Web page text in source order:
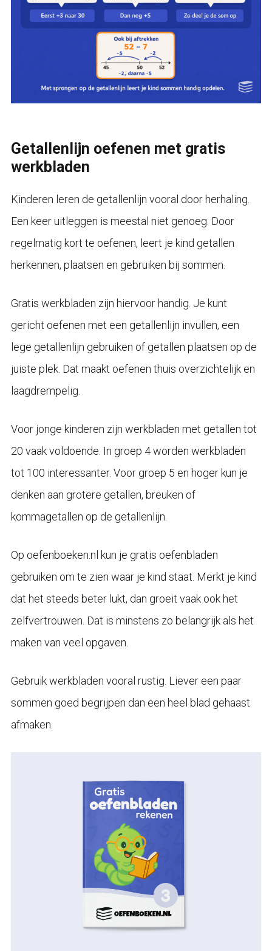
Getallenlijn oefenen met gratis
werkbladen
Kinderen leren de getallenlijn vooral door herhaling.
Een keer uitleggen is meestal niet genoeg. Door
regelmatig kort te oefenen, leert je kind getallen
herkennen, plaatsen en gebruiken bij sommen.
Gratis werkbladen zijn hiervoor handig. Je kunt
gericht oefenen met een getallenlijn invullen, een
lege getallenlijn gebruiken of getallen plaatsen op de
juiste plek. Dat maakt oefenen thuis overzichtelijk en
laagdrempelig.
Voor jonge kinderen zijn werkbladen met getallen tot
20 vaak voldoende. In groep 4 worden werkbladen
tot 100 interessanter. Voor groep 5 en hoger kun je
denken aan grotere getallen, breuken of
kommagetallen op de getallenlijn.
Op oefenboeken.nl kun je gratis oefenbladen
gebruiken om te zien waar je kind staat. Merkt je kind
dat het steeds beter lukt, dan groeit vaak ook het
zelfvertrouwen. Dat is minstens zo belangrijk als het
maken van veel opgaven.
Gebruik werkbladen vooral rustig. Liever een paar
sommen goed begrijpen dan een heel blad gehaast
afmaken.